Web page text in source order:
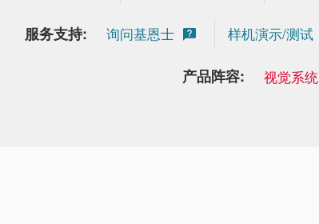
服务支持: 询问基恩士 样机演示/测试
产品阵容: 视觉系统